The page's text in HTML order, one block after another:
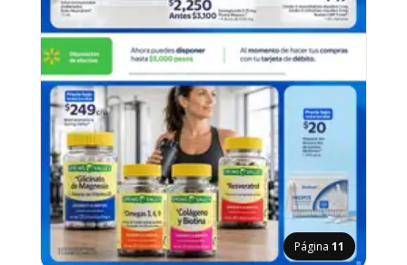
Página 11